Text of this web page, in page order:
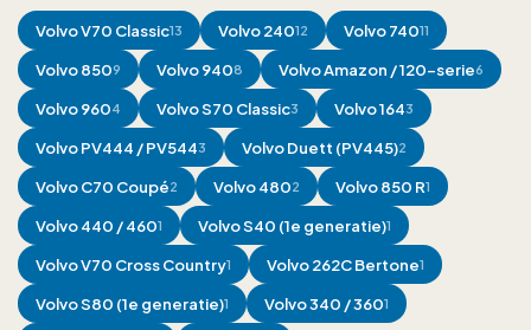
VolvoV70 Classic13 Volvo24012 Volvo74011
Volvo8509 Volvo9408 VolvoAmazon / 120-serie6
Volvo9604 VolvoS70 Classic3 Volvo1643
VolvoPV444 / PV5443 VolvoDuett (PV445)2
VolvoC70 Coupé2 Volvo4802 Volvo850 R1
Volvo440 / 4601 VolvoS40 (1e generatie)1
VolvoV70 Cross Country1 Volvo262C Bertone1
VolvoS80 (1e generatie)1 Volvo340 / 3601